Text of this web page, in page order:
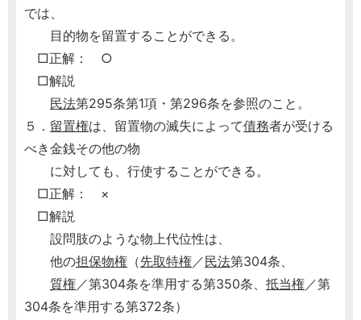
では、
目的物を留置することができる。
□正解： ○
□解説
民法第295条第1項・第296条を参照のこと。
５． 留置権は、留置物の滅失によって債務者が受ける
べき金銭その他の物
に対しても、行使することができる。
□正解： ×
□解説
設問肢のような物上代位性は、
他の担保物権 （先取特権／民法第304条、
質権／第304条を準用する第350条、 抵当権／第
304条を準用する第372条）